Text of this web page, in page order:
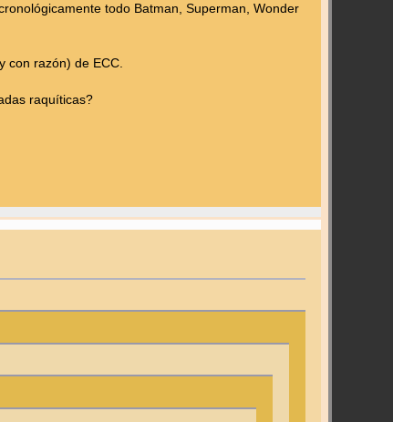
todo Batman, Superman, Wonder
con razón) de ECC.
raquíticas?